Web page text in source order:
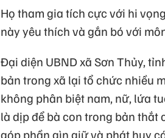
Họ tham gia tích cực với hi
này yêu thích và gắn bó với
Đại diện UBND xã Sơn Thủy,
bản trong xã lại tổ chức nhiều
không phân biệt nam, nữ, lứa
là dịp để bà con trong bản thắt
góp phần gìn giữ và phát huy